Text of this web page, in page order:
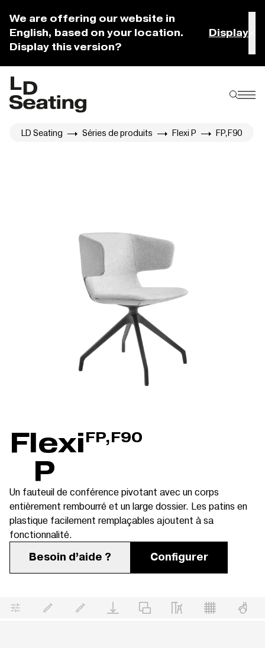
We are offering our website in
English, based on your location.
Display this version?
Display
LD Seating Séries de produits Flexi P FP,F90
Flexi
P
FP,F90
Un fauteuil de conférence pivotant avec un corps
entièrement rembourré et un large dossier. Les patins en
plastique facilement remplaçables ajoutent à sa
fonctionnalité.
Besoin d’aide ? Configurer